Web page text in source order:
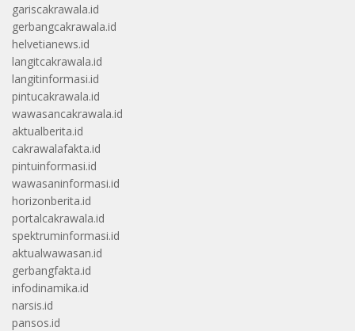
gariscakrawala.id
gerbangcakrawala.id
helvetianews.id
langitcakrawala.id
langitinformasi.id
pintucakrawala.id
wawasancakrawala.id
aktualberita.id
cakrawalafakta.id
pintuinformasi.id
wawasaninformasi.id
horizonberita.id
portalcakrawala.id
spektruminformasi.id
aktualwawasan.id
gerbangfakta.id
infodinamika.id
narsis.id
pansos.id